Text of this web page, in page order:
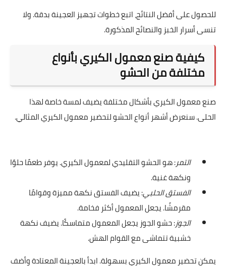
للحصول على أفضل النتائج، اتبع خطوات تجهيز العجينة بدقة. ولا
تنسى أسرار الخبز والنصائح المذكورة.
كيفية صنع معمول الكيري بأنواع
مختلفة من الحشو
صنع معمول الكيري بأشكال مختلفة يضيف لمسة خاصة لهذا
الحلى. سنعرض أشهر أنواع الحشو لتحضير معمول الكيري المثالي.